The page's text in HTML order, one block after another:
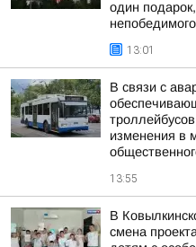
один
13:01
В связи с
изменения в
13:55
В
смена